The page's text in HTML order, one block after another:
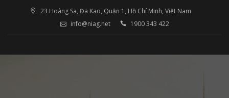
23 Hoàng Sa, Đa Kao, Quận 1, Hồ Chí Minh, Việt Nam
info@niag.net
1900 343 422